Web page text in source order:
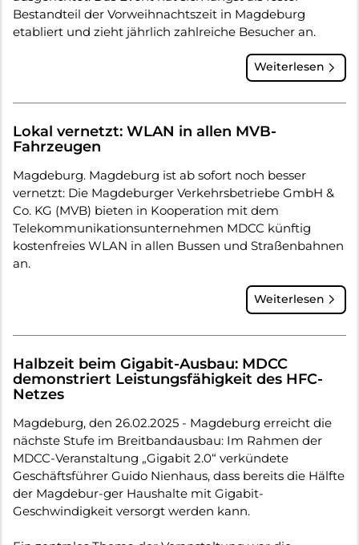
Bestandteil der Vorweihnachtszeit in Magdeburg
etabliert und zieht jährlich zahlreiche Besucher an.
Weiterlesen
Lokal vernetzt: WLAN in allen MVB-
Fahrzeugen
Magdeburg. Magdeburg ist ab sofort noch besser
vernetzt: Die Magdeburger Verkehrsbetriebe GmbH &
Co. KG (MVB) bieten in Kooperation mit dem
Telekommunikationsunternehmen MDCC künftig
kostenfreies WLAN in allen Bussen und Straßenbahnen
an.
Weiterlesen
Halbzeit beim Gigabit-Ausbau: MDCC
demonstriert Leistungsfähigkeit des HFC-
Netzes
Magdeburg, den 26.02.2025 - Magdeburg erreicht die
nächste Stufe im Breitbandausbau: Im Rahmen der
MDCC-Veranstaltung „Gigabit 2.0“ verkündete
Geschäftsführer Guido Nienhaus, dass bereits die Hälfte
der Magdebur-ger Haushalte mit Gigabit-
Geschwindigkeit versorgt werden kann.